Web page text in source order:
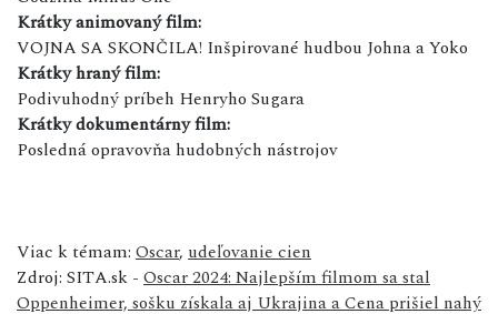
Krátky animovaný film:
VOJNA SA SKONČILA! Inšpirované hudbou Johna a Yoko
Krátky hraný film:
Podivuhodný príbeh Henryho Sugara
Krátky dokumentárny film:
Posledná opravovňa hudobných nástrojov
Viac k témam: Oscar, udeľovanie cien
Zdroj: SITA.sk - Oscar 2024: Najlepším filmom sa stal
Oppenheimer, sošku získala aj Ukrajina a Cena prišiel nahý